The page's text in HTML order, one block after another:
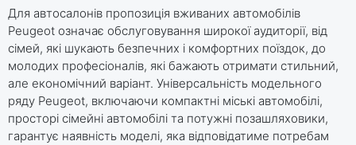
Для автосалонів пропозиція вживаних автомобілів
Peugeot означає обслуговування широкої аудиторії, від
сімей, які шукають безпечних і комфортних поїздок, до
молодих професіоналів, які бажають отримати стильний,
але економічний варіант. Універсальність модельного
ряду Peugeot, включаючи компактні міські автомобілі,
просторі сімейні автомобілі та потужні позашляховики,
гарантує наявність моделі, яка відповідатиме потребам